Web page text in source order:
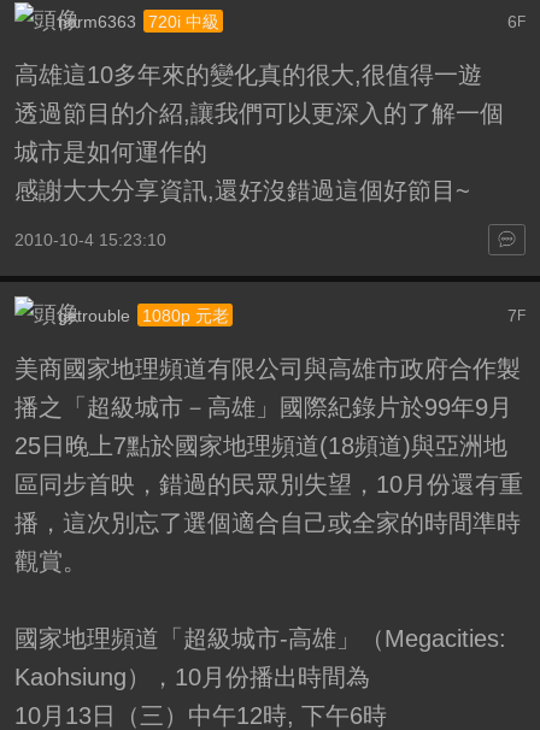
6 F
norm6363 720i 中級
高雄這10多年來的變化真的很大,很值得一遊
透過節目的介紹,讓我們可以更深入的了解一個
城市是如何運作的
感謝大大分享資訊,還好沒錯過這個好節目~
2010-10-4 15:23:10
7 F
getrouble 1080p 元老
美商國家地理頻道有限公司與高雄市政府合作製
播之「超級城市－高雄」國際紀錄片於99年9月
25日晚上7點於國家地理頻道(18頻道)與亞洲地
區同步首映，錯過的民眾別失望，10月份還有重
播，這次別忘了選個適合自己或全家的時間準時
觀賞。
國家地理頻道「超級城市-高雄」（Megacities:
Kaohsiung），10月份播出時間為
10月13日（三）中午12時, 下午6時